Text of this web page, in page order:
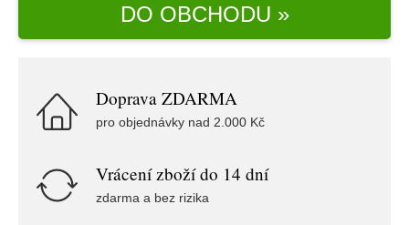
DO OBCHODU »
Doprava ZDARMA
pro objednávky nad 2.000 Kč
Vrácení zboží do 14 dní
zdarma a bez rizika